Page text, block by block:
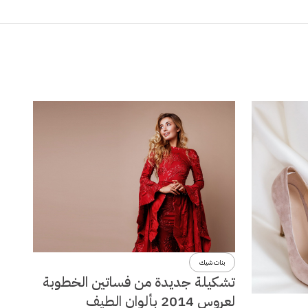
بنات شيك
تشكيلة جديدة من فساتين الخطوبة
لعروس 2014 بألوان الطيف